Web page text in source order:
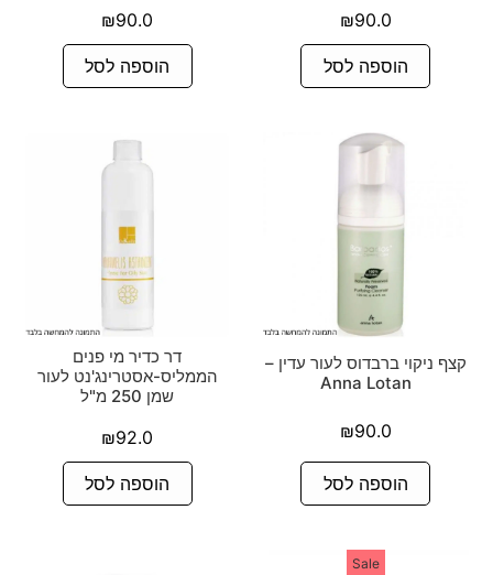
₪90.0
הוספה לסל
₪90.0
הוספה לסל
קצף ניקוי ברבדוס לעור עדין –
Anna Lotan
₪90.0
הוספה לסל
דר כדיר מי פנים
הממליס-אסטרינג'נט לעור
שמן 250 מ"ל
₪92.0
הוספה לסל
Sale